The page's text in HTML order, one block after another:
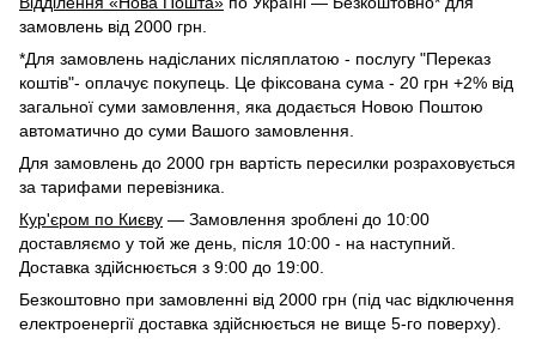
замовлень від 2000 грн.
*Для замовлень надісланих післяплатою - послугу "Переказ
коштів"- оплачує покупець. Це фіксована сума - 20 грн +2% від
загальної суми замовлення, яка додається Новою Поштою
автоматично до суми Вашого замовлення.
Для замовлень до 2000 грн вартість пересилки розраховується
за тарифами перевізника.
Кур'єром по Києву — Замовлення зроблені до 10:00
доставляємо у той же день, після 10:00 - на наступний.
Доставка здійснюється з 9:00 до 19:00.
Безкоштовно при замовленні від 2000 грн (під час відключення
електроенергії доставка здійснюється не вище 5-го поверху).